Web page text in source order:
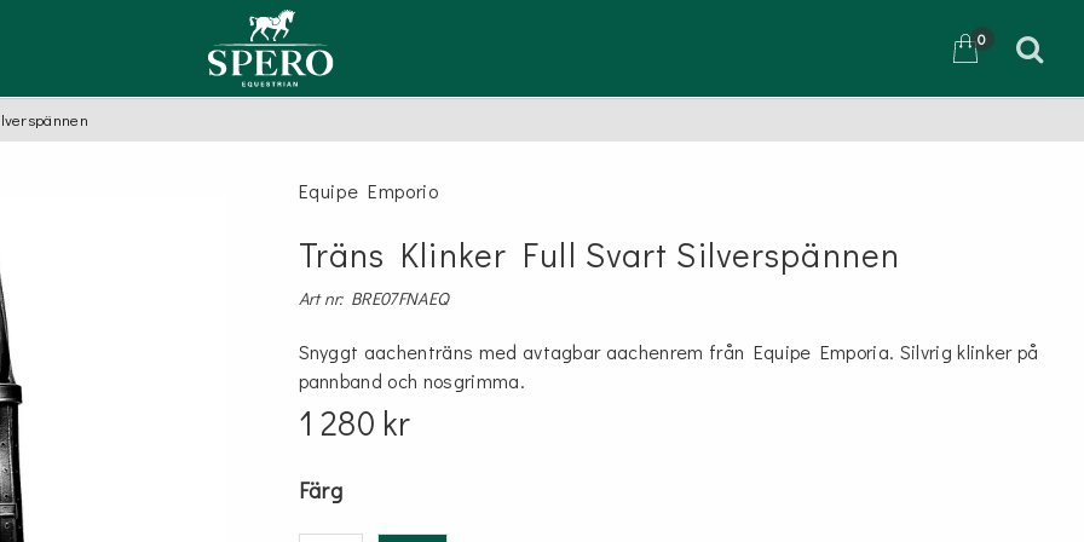
0
SCHABRAK, SADELPADD
Hoppschabrak
Sadelpadd
FÖRBYGLAR
Grimmor
Grimskaft
VÄSKOR
Equipe
OLJA
MED SÄKERHET
stirrup
Equipe Emporio
Träns Klinker Full Svart Silverspännen
Art nr: BRE07FNAEQ
Snyggt aachenträns med avtagbar aachenrem från Equipe Emporia. Silvrig klinker på
pannband och nosgrimma.
1 280 kr
Färg